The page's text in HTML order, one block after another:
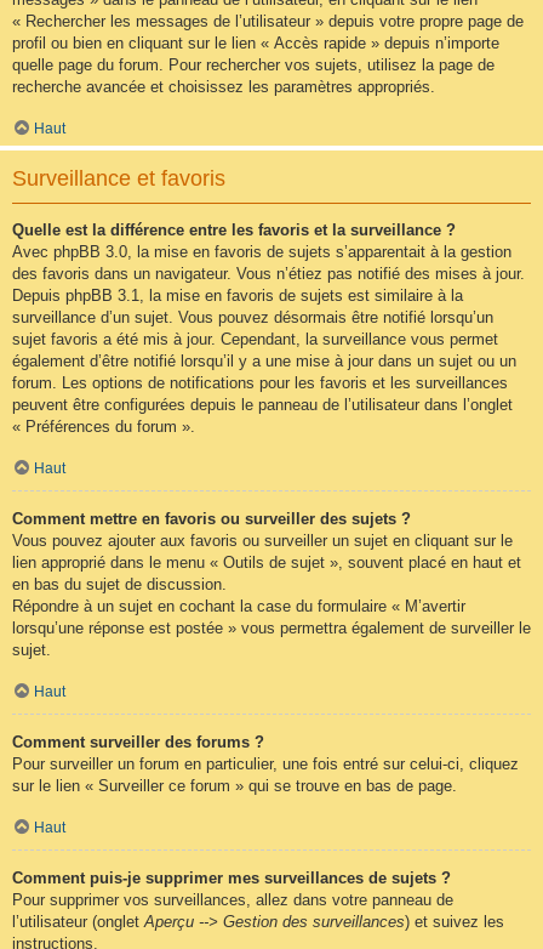
« Rechercher les messages de l’utilisateur » depuis votre propre page de
profil ou bien en cliquant sur le lien « Accès rapide » depuis n’importe
quelle page du forum. Pour rechercher vos sujets, utilisez la page de
recherche avancée et choisissez les paramètres appropriés.
Haut
Surveillance et favoris
Quelle est la différence entre les favoris et la surveillance ?
Avec phpBB 3.0, la mise en favoris de sujets s’apparentait à la gestion
des favoris dans un navigateur. Vous n’étiez pas notifié des mises à jour.
Depuis phpBB 3.1, la mise en favoris de sujets est similaire à la
surveillance d’un sujet. Vous pouvez désormais être notifié lorsqu’un
sujet favoris a été mis à jour. Cependant, la surveillance vous permet
également d’être notifié lorsqu’il y a une mise à jour dans un sujet ou un
forum. Les options de notifications pour les favoris et les surveillances
peuvent être configurées depuis le panneau de l’utilisateur dans l’onglet
« Préférences du forum ».
Haut
Comment mettre en favoris ou surveiller des sujets ?
Vous pouvez ajouter aux favoris ou surveiller un sujet en cliquant sur le
lien approprié dans le menu « Outils de sujet », souvent placé en haut et
en bas du sujet de discussion.
Répondre à un sujet en cochant la case du formulaire « M’avertir
lorsqu’une réponse est postée » vous permettra également de surveiller le
sujet.
Haut
Comment surveiller des forums ?
Pour surveiller un forum en particulier, une fois entré sur celui-ci, cliquez
sur le lien « Surveiller ce forum » qui se trouve en bas de page.
Haut
Comment puis-je supprimer mes surveillances de sujets ?
Pour supprimer vos surveillances, allez dans votre panneau de
l’utilisateur (onglet Aperçu --> Gestion des surveillances) et suivez les
instructions.